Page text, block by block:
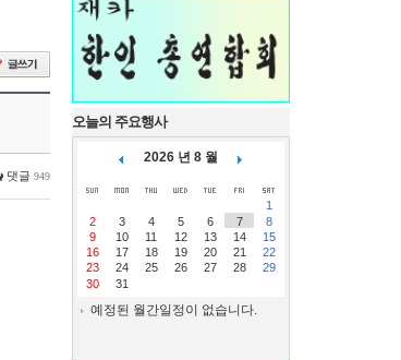
댓글 949
오늘의 주요행사
2026 년 8 월
1
2
3 4 5 6 7
8
9
10 11 12 13 14
15
16
17 18 19 20 21
22
23
24 25 26 27 28
29
30
31
예정된 월간일정이 없습니다.